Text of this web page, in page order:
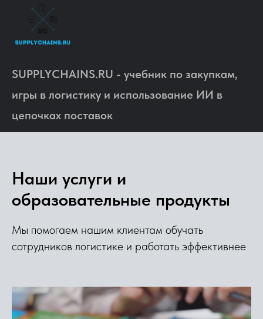
SUPPLYCHAINS.RU - учебник по закупкам,
игры в логистику и использование ИИ в
цепочках поставок
Наши услуги и
образовательные продукты
Мы помогаем нашим клиентам обучать
сотрудников логистике и работать эффективнее